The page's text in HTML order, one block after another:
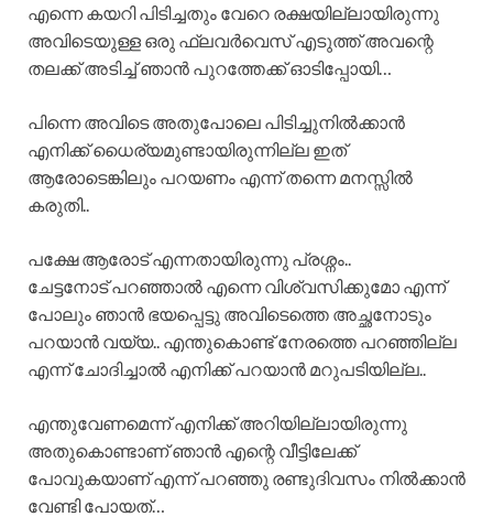
എന്നെ കയറി പിടിച്ചതും വേറെ രക്ഷയില്ലായിരുന്നു
അവിടെയുള്ള ഒരു ഫ്ലവർവെസ് എടുത്ത് അവന്റെ
തലക്ക് അടിച്ച് ഞാൻ പുറത്തേക്ക് ഓടിപ്പോയി…
പിന്നെ അവിടെ അതുപോലെ പിടിച്ചുനിൽക്കാൻ
എനിക്ക് ധൈര്യമുണ്ടായിരുന്നില്ല ഇത്
ആരോടെങ്കിലും പറയണം എന്ന് തന്നെ മനസ്സിൽ
കരുതി..
പക്ഷേ ആരോട് എന്നതായിരുന്നു പ്രശ്നം..
ചേട്ടനോട് പറഞ്ഞാൽ എന്നെ വിശ്വസിക്കുമോ എന്ന്
പോലും ഞാൻ ഭയപ്പെട്ടു അവിടെത്തെ അച്ഛനോടും
പറയാൻ വയ്യ.. എന്തുകൊണ്ട് നേരത്തെ പറഞ്ഞില്ല
എന്ന് ചോദിച്ചാൽ എനിക്ക് പറയാൻ മറുപടിയില്ല..
എന്തുവേണമെന്ന് എനിക്ക് അറിയില്ലായിരുന്നു
അതുകൊണ്ടാണ് ഞാൻ എന്റെ വീട്ടിലേക്ക്
പോവുകയാണ് എന്ന് പറഞ്ഞു രണ്ടുദിവസം നിൽക്കാൻ
വേണ്ടി പോയത്…